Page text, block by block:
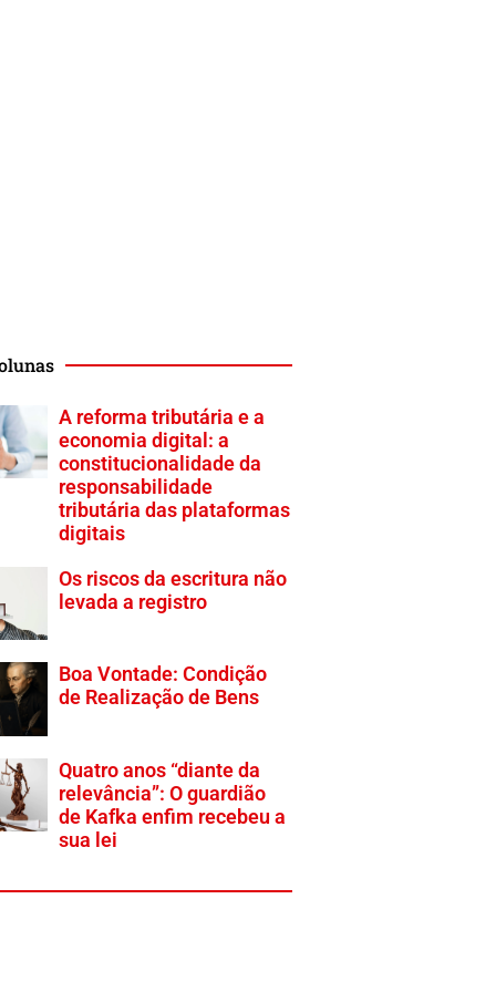
A reforma tributária e a
economia digital: a
constitucionalidade da
responsabilidade
tributária das plataformas
digitais
Os riscos da escritura não
levada a registro
Boa Vontade: Condição
de Realização de Bens
Quatro anos “diante da
relevância”: O guardião
de Kafka enfim recebeu a
sua lei